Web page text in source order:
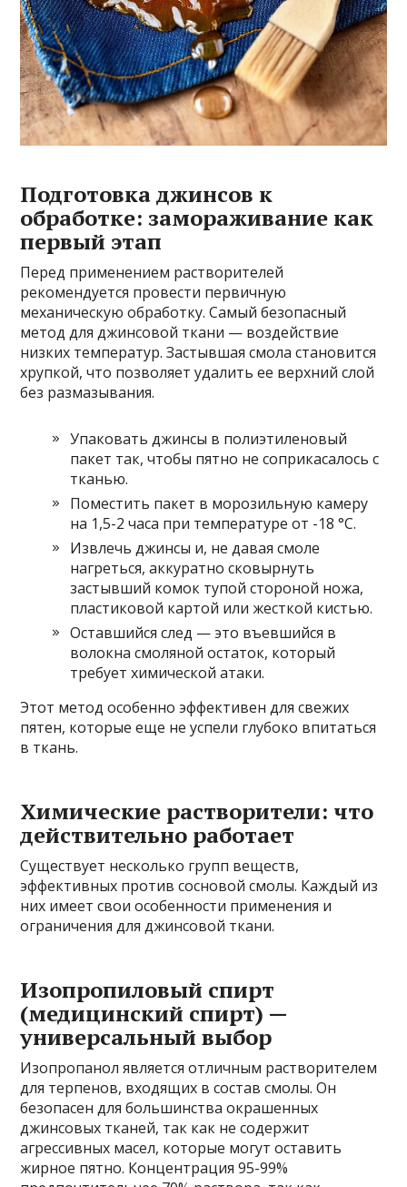
Подготовка джинсов к
обработке: замораживание как
первый этап
Перед применением растворителей
рекомендуется провести первичную
механическую обработку. Самый безопасный
метод для джинсовой ткани — воздействие
низких температур. Застывшая смола становится
хрупкой, что позволяет удалить ее верхний слой
без размазывания.
Упаковать джинсы в полиэтиленовый
пакет так, чтобы пятно не соприкасалось с
тканью.
Поместить пакет в морозильную камеру
на 1,5-2 часа при температуре от -18 °C.
Извлечь джинсы и, не давая смоле
нагреться, аккуратно сковырнуть
застывший комок тупой стороной ножа,
пластиковой картой или жесткой кистью.
Оставшийся след — это въевшийся в
волокна смоляной остаток, который
требует химической атаки.
Этот метод особенно эффективен для свежих
пятен, которые еще не успели глубоко впитаться
в ткань.
Химические растворители: что
действительно работает
Существует несколько групп веществ,
эффективных против сосновой смолы. Каждый из
них имеет свои особенности применения и
ограничения для джинсовой ткани.
Изопропиловый спирт
(медицинский спирт) —
универсальный выбор
Изопропанол является отличным растворителем
для терпенов, входящих в состав смолы. Он
безопасен для большинства окрашенных
джинсовых тканей, так как не содержит
агрессивных масел, которые могут оставить
жирное пятно. Концентрация 95-99%